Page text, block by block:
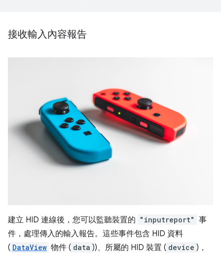
接收輸入內容報告
建立 HID 連線後，您可以監聽裝置的 "inputreport" 事
件，處理傳入的輸入報告。這些事件包含 HID 資料
( DataView 物件 ( data ))、所屬的 HID 裝置 ( device )，